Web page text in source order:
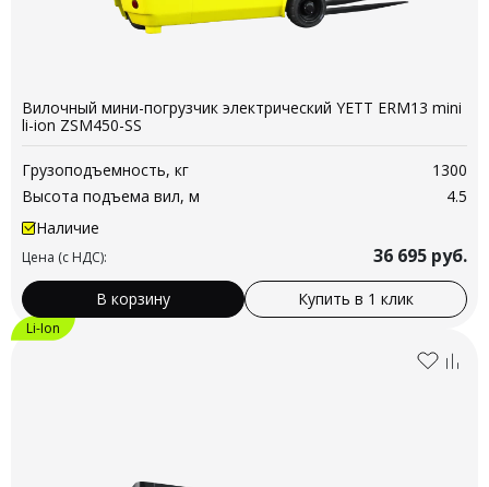
Вилочный мини-погрузчик электрический YETT ERM13 mini
li-ion ZSM450-SS
Грузоподъемность, кг
1300
Высота подъема вил, м
4.5
Наличие
Цена (с НДС): 36 695 руб.
В корзину Купить в 1 клик
Li-Ion